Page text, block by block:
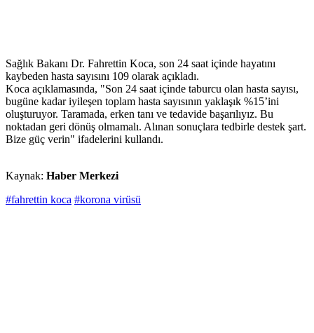
Sağlık Bakanı Dr. Fahrettin Koca, son 24 saat içinde hayatını
kaybeden hasta sayısını 109 olarak açıkladı.
Koca açıklamasında, "Son 24 saat içinde taburcu olan hasta sayısı,
bugüne kadar iyileşen toplam hasta sayısının yaklaşık %15’ini
oluşturuyor. Taramada, erken tanı ve tedavide başarılıyız. Bu
noktadan geri dönüş olmamalı. Alınan sonuçlara tedbirle destek şart.
Bize güç verin" ifadelerini kullandı.
Kaynak: Haber Merkezi
#fahrettin koca #korona virüsü